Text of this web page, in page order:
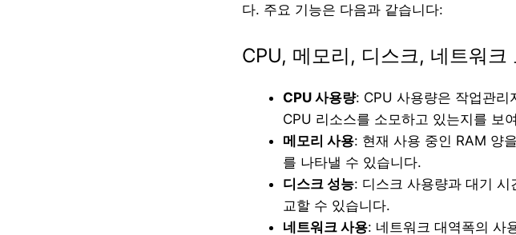
다. 주요 기능은 다음과 같습니다:
CPU, 메모리, 디스크, 네트워크
CPU 사용량: CPU 사용량은 작업관리
CPU 리소스를 소모하고 있는지를 보
메모리 사용: 현재 사용 중인 RAM 양
를 나타낼 수 있습니다.
디스크 성능: 디스크 사용량과 대기 시
교할 수 있습니다.
네트워크 사용: 네트워크 대역폭의 사